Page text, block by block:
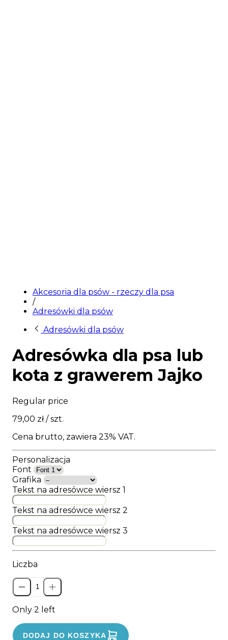
Akcesoria dla psów - rzeczy dla psa
/
Adresówki dla psów
Adresówki dla psów
Adresówka dla psa lub
kota z grawerem Jajko
Regular price
79,00 zł/ szt.
Cena brutto, zawiera 23% VAT.
Personalizacja
Font
Grafika
Tekst na adresówce wiersz 1
Tekst na adresówce wiersz 2
Tekst na adresówce wiersz 3
Liczba
Only 2 left
DODAJ DO KOSZYKA